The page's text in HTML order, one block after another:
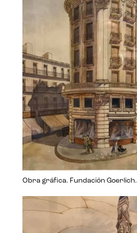
Obra gráfica. Fundación Goerlich.